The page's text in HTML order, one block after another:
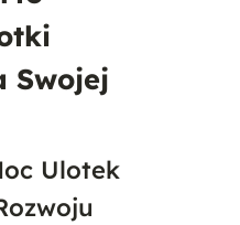
Swojej
Ulotek